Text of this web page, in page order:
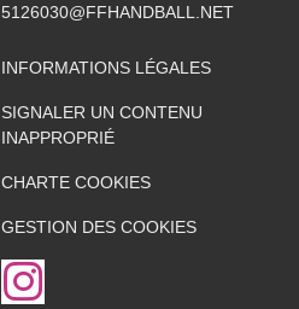
5126030@FFHANDBALL.NET
INFORMATIONS LÉGALES
SIGNALER UN CONTENU
INAPPROPRIÉ
CHARTE COOKIES
GESTION DES COOKIES